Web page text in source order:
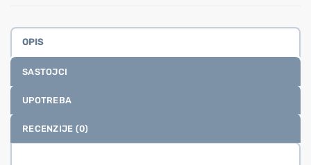
OPIS
SASTOJCI
UPOTREBA
RECENZIJE (0)